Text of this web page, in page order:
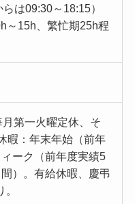
は09:30～18:15）
～15h、繁忙期25h程
第一火曜定休、そ
暇：年末年始（前年
ーク（前年度実績5
）。有給休暇、慶弔